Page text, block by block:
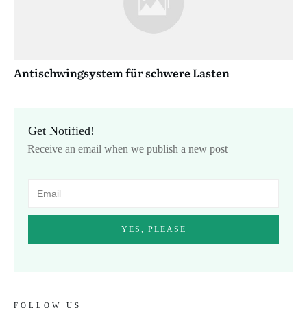
Antischwingsystem für schwere Lasten
Get Notified!
Receive an email when we publish a new post
YES, PLEASE
FOLLOW US